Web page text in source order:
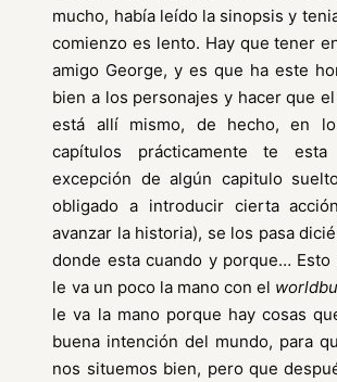
mucho, había leído la sinopsis y
comienzo es lento. Hay que tener
amigo George, y es que ha este
bien a los personajes y hacer que
está allí mismo, de hecho, en
capítulos prácticamente te
excepción de algún capitulo
obligado a introducir cierta
avanzar la historia), se los pasa
donde esta cuando y porque…
le va un poco la mano con el
le va la mano porque hay cosas
buena intención del mundo, para
nos situemos bien, pero que